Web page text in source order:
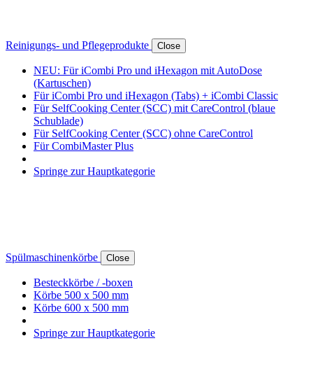
Reinigungs- und Pflegeprodukte Close
NEU: Für iCombi Pro und iHexagon mit AutoDose
(Kartuschen)
Für iCombi Pro und iHexagon (Tabs) + iCombi Classic
Für SelfCooking Center (SCC) mit CareControl (blaue
Schublade)
Für SelfCooking Center (SCC) ohne CareControl
Für CombiMaster Plus
Springe zur Hauptkategorie
Spülmaschinenkörbe Close
Besteckkörbe / -boxen
Körbe 500 x 500 mm
Körbe 600 x 500 mm
Springe zur Hauptkategorie